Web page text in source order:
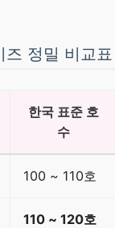
정밀 비교표
한국 표준 호
수
100 ~ 110호
110 ~ 120호